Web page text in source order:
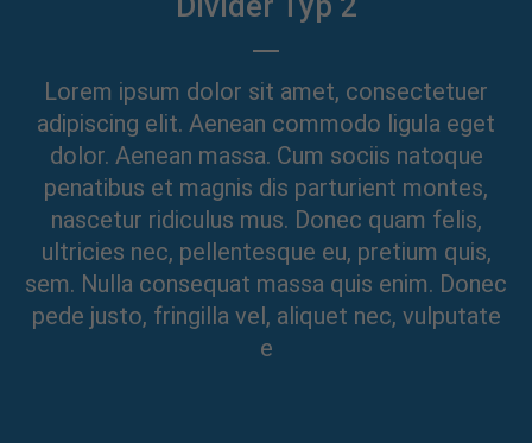
info@yourdomain.com
About us
Lorem ipsum dolor sit amet, consectetuer
adipiscing elit.
Aenean commodo ligula eget dolor. Aenean massa.
Cum sociis natoque penatibus et magnis dis
parturient montes, nascetur ridiculus mus. Donec
quam felis, ultricies nec.
Lorem ipsum dolor sit amet, consectetuer
adipiscing elit. Aenean commodo ligula eget
dolor. Aenean massa. Cum sociis natoque
penatibus et magnis dis parturient montes,
nascetur ridiculus mus. Donec quam felis,
ultricies nec, pellentesque eu, pretium quis,
sem. Nulla consequat massa quis enim. Donec
pede justo, fringilla vel, aliquet nec, vulputate
e